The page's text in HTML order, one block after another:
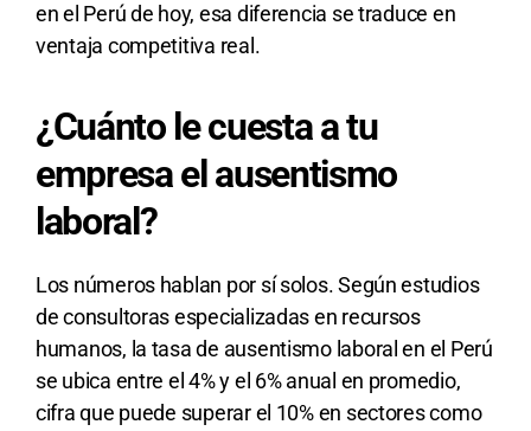
en el Perú de hoy, esa diferencia se traduce en
ventaja competitiva real.
¿Cuánto le cuesta a tu
empresa el ausentismo
laboral?
Los números hablan por sí solos. Según estudios
de consultoras especializadas en recursos
humanos, la tasa de ausentismo laboral en el Perú
se ubica entre el 4% y el 6% anual en promedio,
cifra que puede superar el 10% en sectores como